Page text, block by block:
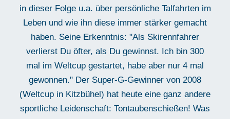
in dieser Folge u.a. über persönliche Talfahrten im
Leben und wie ihn diese immer stärker gemacht
haben. Seine Erkenntnis: "Als Skirennfahrer
verlierst Du öfter, als Du gewinnst. Ich bin 300
mal im Weltcup gestartet, habe aber nur 4 mal
gewonnen." Der Super-G-Gewinner von 2008
(Weltcup in Kitzbühel) hat heute eine ganz andere
sportliche Leidenschaft: Tontaubenschießen! Was